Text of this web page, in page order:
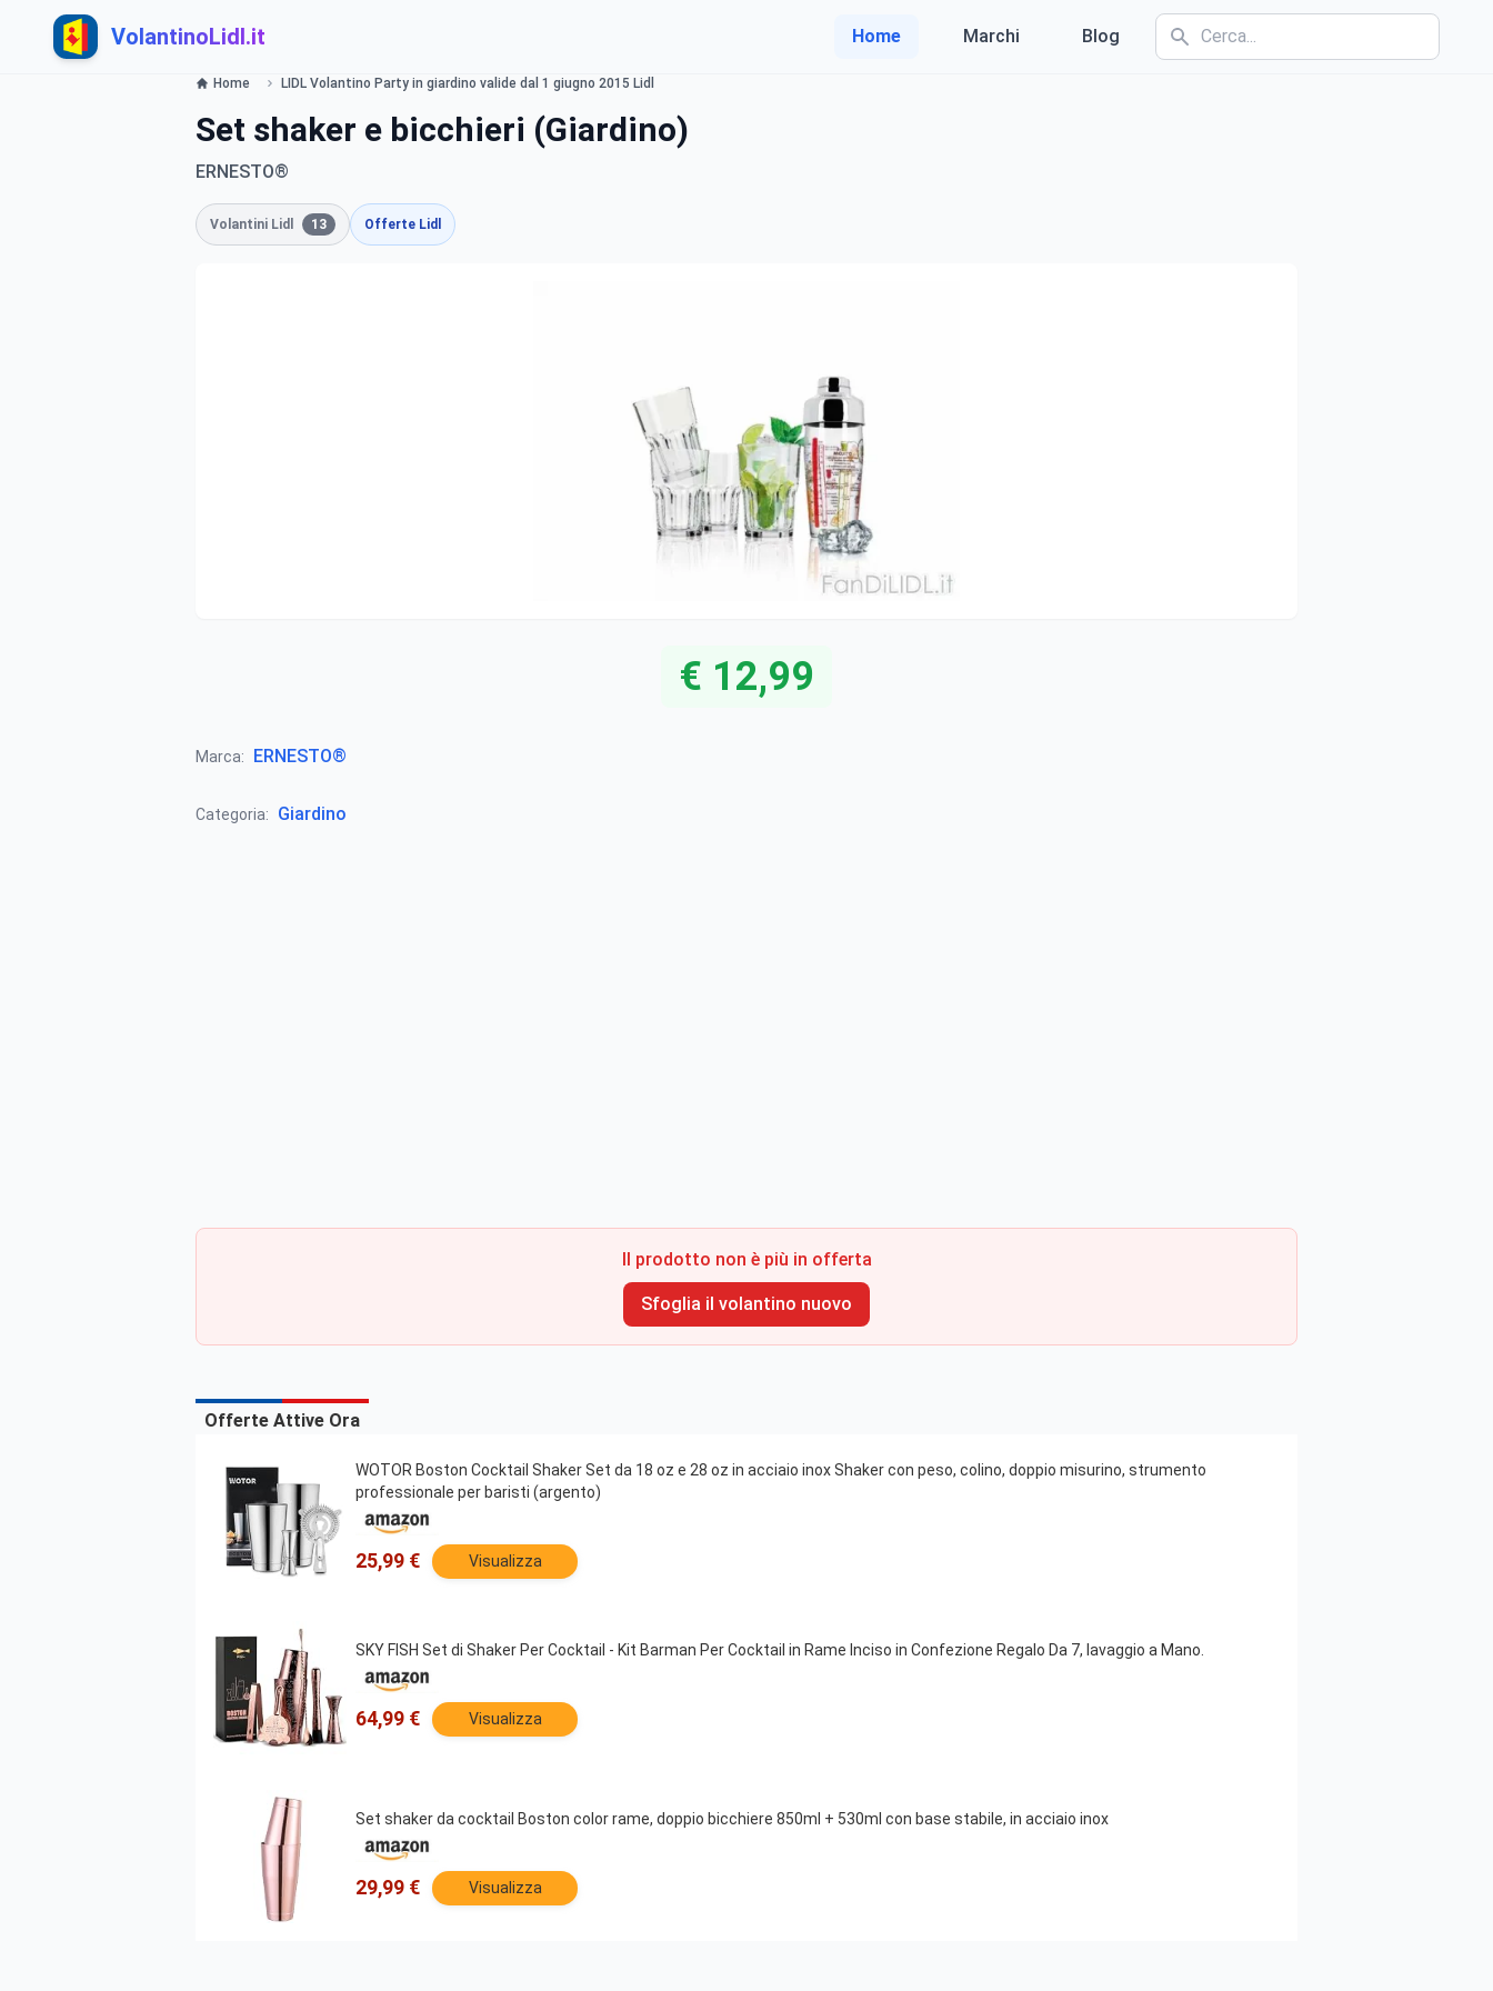
VolantinoLidl.it Home Marchi Blog
Home LIDL Volantino Party in giardino valide dal 1 giugno 2015 Lidl
Set shaker e bicchieri (Giardino)
ERNESTO®
Volantini Lidl 13 Offerte Lidl
€ 12,99
Marca: ERNESTO®
Categoria: Giardino
Il prodotto non è più in offerta
Sfoglia il volantino nuovo
Offerte Attive Ora
WOTOR Boston Cocktail Shaker Set da 18 oz e 28 oz in acciaio inox Shaker con peso, colino, doppio misurino, strumento
professionale per baristi (argento)
25,99 € Visualizza
SKY FISH Set di Shaker Per Cocktail - Kit Barman Per Cocktail in Rame Inciso in Confezione Regalo Da 7, lavaggio a Mano.
64,99 € Visualizza
Set shaker da cocktail Boston color rame, doppio bicchiere 850ml + 530ml con base stabile, in acciaio inox
29,99 € Visualizza